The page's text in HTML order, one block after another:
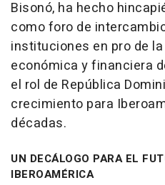
Bisonó, ha hecho
como foro de
instituciones en pro de
económica y financiera
el rol de República
crecimiento para
décadas.
UN DECÁLOGO PARA EL
IBEROAMÉRICA